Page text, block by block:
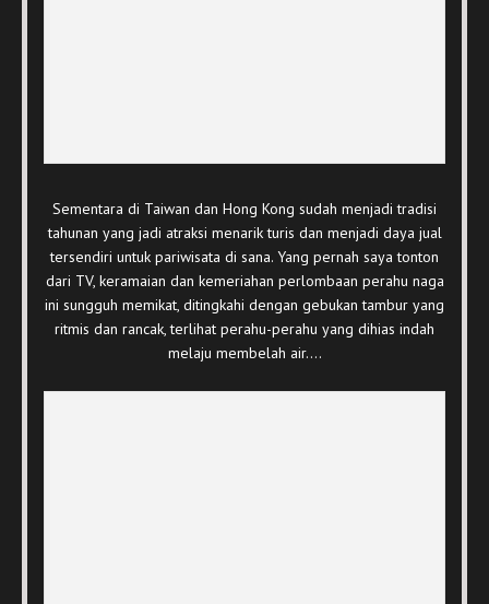
Sementara di Taiwan dan Hong Kong sudah menjadi tradisi
tahunan yang jadi atraksi menarik turis dan menjadi daya jual
tersendiri untuk pariwisata di sana. Yang pernah saya tonton
dari TV, keramaian dan kemeriahan perlombaan perahu naga
ini sungguh memikat, ditingkahi dengan gebukan tambur yang
ritmis dan rancak, terlihat perahu-perahu yang dihias indah
melaju membelah air….